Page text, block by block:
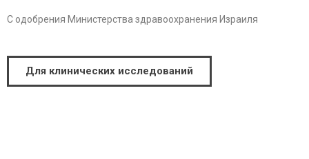
С одобрения Министерства здравоохранения Израиля
Для клинических исследований